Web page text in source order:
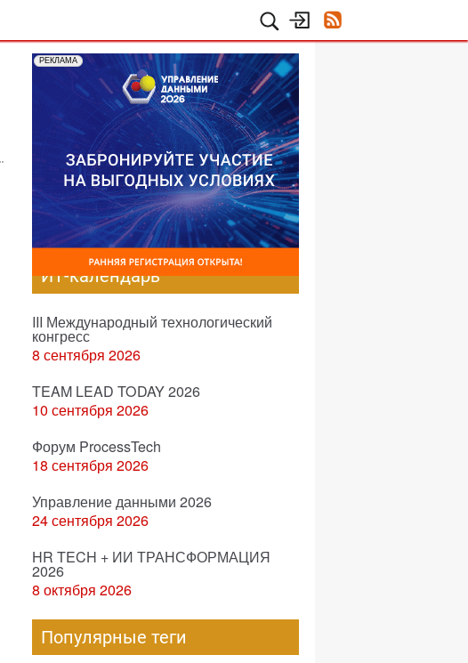
РЕКЛАМА
ИТ-календарь
III Международный технологический
конгресс
8 сентября 2026
TEAM LEAD TODAY 2026
10 сентября 2026
Форум ProcessTech
18 сентября 2026
Управление данными 2026
24 сентября 2026
HR TECH + ИИ ТРАНСФОРМАЦИЯ
2026
8 октября 2026
Популярные теги